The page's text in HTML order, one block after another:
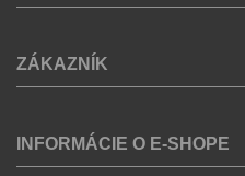
ZÁKAZNÍK
INFORMÁCIE O E-SHOPE